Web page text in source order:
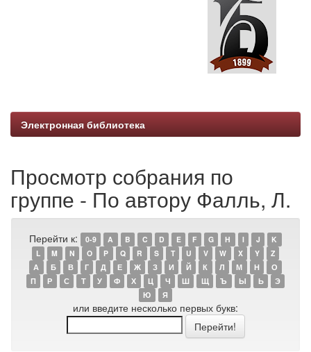
Электронная библиотека
Просмотр собрания по
группе - По автору Фалль, Л.
Перейти к: 0-9 A B C D E F G H I J
K
L
M N O P Q R S T U V W X Y
Z
А
Б В Г Д Е Ж З И Й К Л М Н
О
П
Р С Т У Ф Х Ц Ч Ш Щ Ъ Ы Ь
Э
Ю
Я
или введите несколько первых букв: